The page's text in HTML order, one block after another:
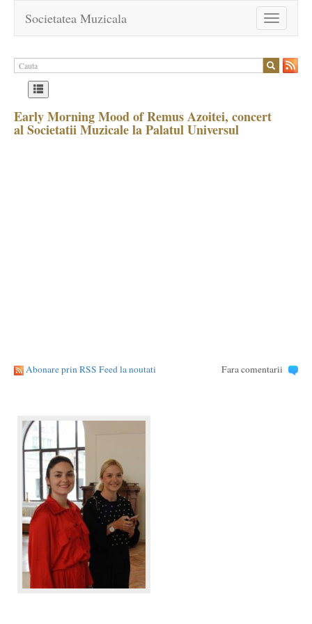
Toggle
navigation
Societatea Muzicala
Early Morning Mood of Remus Azoitei, concert
al Societatii Muzicale la Palatul Universul
Abonare prin RSS Feed la noutati Fara comentarii